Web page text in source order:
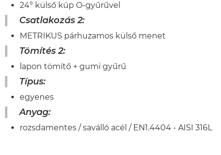
24° külső kúp O-gyűrűvel
Csatlakozás 2:
METRIKUS párhuzamos külső menet
Tömítés 2:
lapon tömítő + gumi gyűrű
Típus:
egyenes
Anyag:
rozsdamentes / saválló acél / EN1.4404 - AISI 316L